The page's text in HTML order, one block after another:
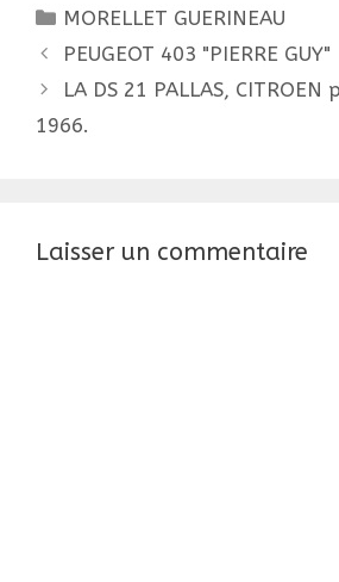
tous les autres de ce
constructeur sont, à…
Catégories
MORELLET GUERINEAU
Navigation
des
PEUGEOT 403 "PIERRE GUY"
LA DS 21 PALLAS, CITROEN
1966.
Laisser un commentaire